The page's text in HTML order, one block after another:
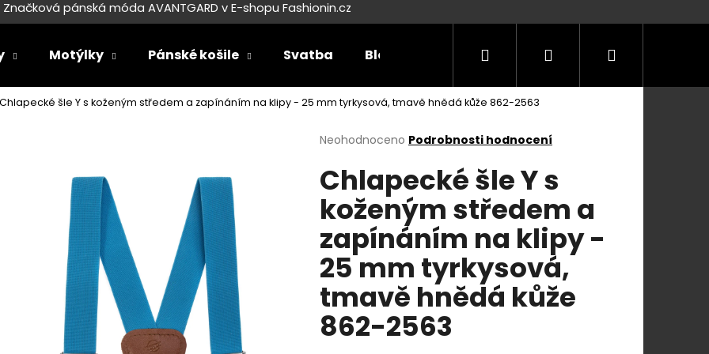
Značková pánská móda AVANTGARD v E-shopu Fashionin.cz
Motýlky Pánské košile Svatba Blog Příležitosti Velikostní tabulky
Hledat PřihlášeníNákupní
Chlapecké šle Y s koženým středem a zapínáním na klipy - 25 mm tyrkysová, tmavě hnědá kůže 862-2563
Průměrné
produktu
je
0,0
5
hvězdiček.
Neohodnoceno Podrobnosti hodnocení
Chlapecké šle Y s
koženým středem a
zapínáním na klipy -
25 mm tyrkysová,
tmavě hnědá kůže
862-2563
Co potřebujete najít?
Doporučujeme
SET LÁTKOVÉ ŠLE Y S KOŽENÝM SET LÁTKOVÉ ŠLE Y S KOŽENÝM